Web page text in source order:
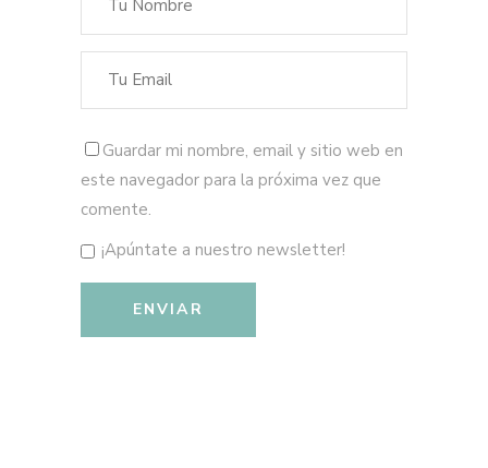
Guardar mi nombre, email y sitio web en
este navegador para la próxima vez que
comente.
¡Apúntate a nuestro newsletter!